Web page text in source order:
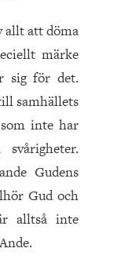
allt att döma
märke
sig för det.
samhällets
inte har
Gudens
Gud och
alltså inte